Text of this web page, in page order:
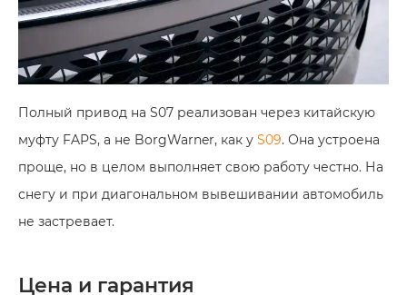
Полный привод на S07 реализован через китайскую
муфту FAPS, а не BorgWarner, как у S09. Она устроена
проще, но в целом выполняет свою работу честно. На
снегу и при диагональном вывешивании автомобиль
не застревает.
Цена и гарантия